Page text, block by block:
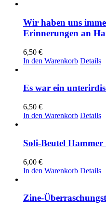
Wir haben uns
Erinnerungen an
6,50 €
In den Warenkorb Details
Es war ein
6,50 €
In den Warenkorb Details
Soli-Beutel Hammer
6,00 €
In den Warenkorb Details
Zine-